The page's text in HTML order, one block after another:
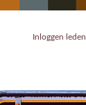
Inloggen leden